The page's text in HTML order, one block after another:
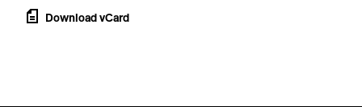
Download vCard